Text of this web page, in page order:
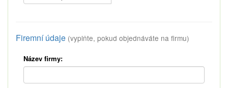
Firemní údaje (vyplňte, pokud objednáváte na firmu)
Název firmy: